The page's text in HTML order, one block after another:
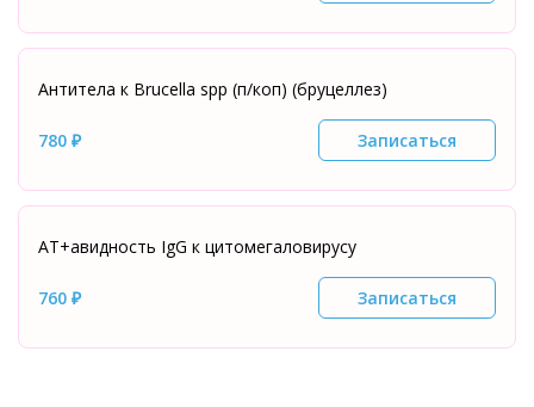
Антитела к Brucella spp (п/коп) (бруцеллез)
780 ₽ Записаться
АТ+авидность IgG к цитомегаловирусу
760 ₽ Записаться